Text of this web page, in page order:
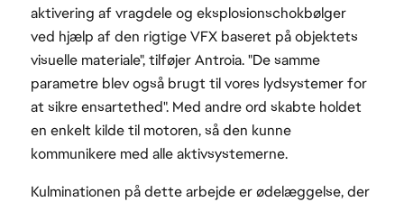
aktivering af vragdele og eksplosionschokbølger
ved hjælp af den rigtige VFX baseret på objektets
visuelle materiale", tilføjer Antroia. "De samme
parametre blev også brugt til vores lydsystemer for
at sikre ensartethed". Med andre ord skabte holdet
en enkelt kilde til motoren, så den kunne
kommunikere med alle aktivsystemerne.
Kulminationen på dette arbejde er ødelæggelse, der